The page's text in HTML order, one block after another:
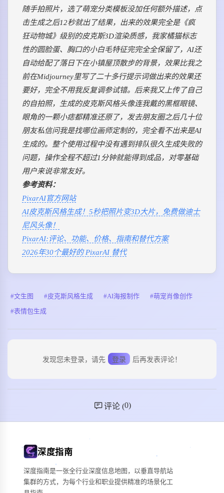
随手拍照片，选了萌宠分类模板没加任何额外描述，点
击生成之后12秒就出了结果，出来的效果完全是《疯
狂动物城》级别的皮克斯3D渲染质感，我家橘猫标志
性的圆脸蛋、胸口的小白毛特征完完全全保留了，AI还
自动给配了落日下在小镇屋顶散步的背景，效果比我之
前在Midjourney里写了二十多行提示词做出来的效果还
要好，完全不用我反复调参试错。后来我又上传了自己
的自拍照，生成的皮克斯风格头像连我戴的黑框眼镜、
眼角的一颗小痣都精准还原了，发去朋友圈之后几十位
朋友私信问我是找哪位画师定制的，完全看不出来是AI
生成的。整个使用过程中没有遇到排队很久生成失败的
问题，操作全程不超过1分钟就能得到成品，对零基础
用户来说非常友好。
参考资料：
PixarAI官方网站
AI皮克斯风格生成！5秒把照片变3D大片，免费做迪士
尼风头像！
PixarAI:评论、功能、价格、指南和替代方案
2026年30个最好的 PixarAI 替代
文生图 皮克斯风格生成 AI海报制作
萌宠肖像创作
表情包生成
发现您未登录，请先 登录 后再发表评论！
评论 (0)
深度指南
深度指南是一张全行业深度信息地图，以垂直导航站
集群的方式，为每个行业和职业提供精准的场景化工